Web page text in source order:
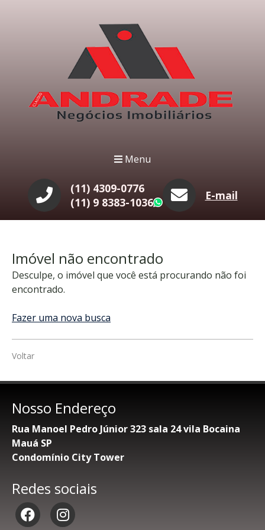
Menu
(11) 4309-0776
(11) 9 8383-1036
WhatsApp
E-mail
Imóvel não encontrado
Desculpe, o imóvel que você está procurando não foi
encontrado.
Fazer uma nova busca
Voltar
Nosso Endereço
Rua Manoel Pedro Júnior 323 sala 24 vila Bocaina
Mauá SP
Condomínio City Tower
Redes sociais